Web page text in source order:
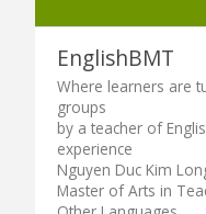
EnglishBMT
Where learners are
groups
by a teacher of
experience
Nguyen Duc Kim
Master of Arts in